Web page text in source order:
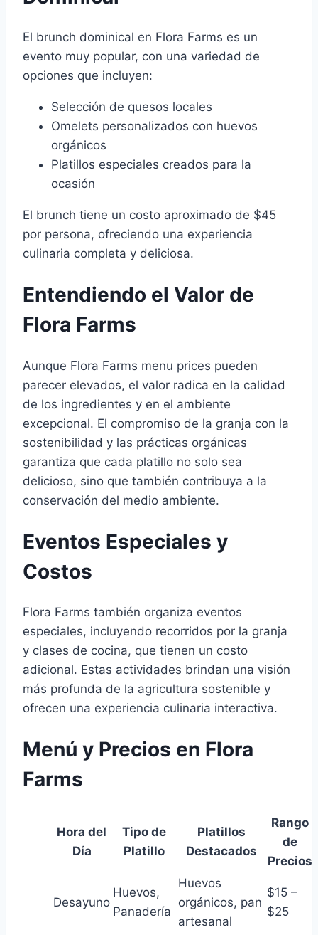
El brunch dominical en Flora Farms es un
evento muy popular, con una variedad de
opciones que incluyen:
Selección de quesos locales
Omelets personalizados con huevos
orgánicos
Platillos especiales creados para la
ocasión
El brunch tiene un costo aproximado de $45
por persona, ofreciendo una experiencia
culinaria completa y deliciosa.
Entendiendo el Valor de
Flora Farms
Aunque Flora Farms menu prices pueden
parecer elevados, el valor radica en la calidad
de los ingredientes y en el ambiente
excepcional. El compromiso de la granja con la
sostenibilidad y las prácticas orgánicas
garantiza que cada platillo no solo sea
delicioso, sino que también contribuya a la
conservación del medio ambiente.
Eventos Especiales y
Costos
Flora Farms también organiza eventos
especiales, incluyendo recorridos por la granja
y clases de cocina, que tienen un costo
adicional. Estas actividades brindan una visión
más profunda de la agricultura sostenible y
ofrecen una experiencia culinaria interactiva.
Menú y Precios en Flora
Farms
Hora del
Día
Tipo de
Platillo
Platillos
Destacados
Rango
de
Precios
Desayuno
Huevos,
Panadería
Huevos
orgánicos, pan
artesanal
$15 –
$25